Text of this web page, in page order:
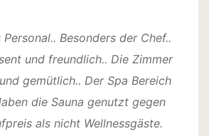
Besonders der Chef..
und freundlich.. Die Zimmer
gemütlich.. Der Spa Bereich
die Sauna genutzt gegen
als nicht Wellnessgäste.